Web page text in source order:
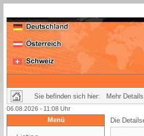
Sie befinden sich hier: Mehr
06.08.2026 - 11:08 Uhr
Menü Die